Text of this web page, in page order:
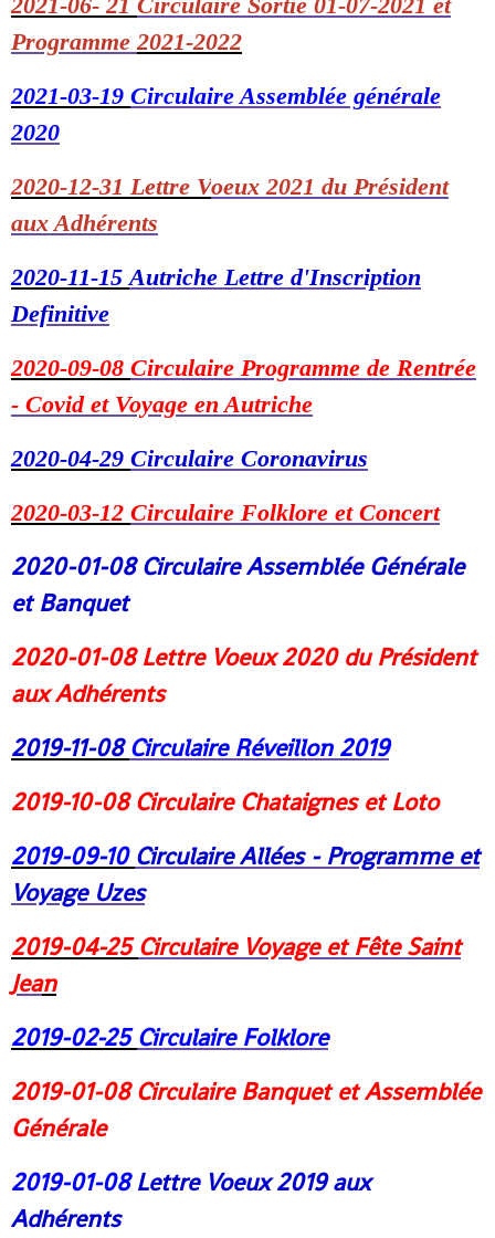
Programme2021-2022
2021-03-19 Circulaire Assemblée générale
2020
2020-12-31 Lettre Voeux 2021 du Président
aux Adhérents
2020-11-15Autriche Lettre d'Inscription
Definitive
2020-09-08 Circulaire Programme de Rentrée
- Covid et Voyage en Autriche
2020-04-29 Circulaire Coronavirus
2020-03-12 Circulaire Folklore et Concert
2020-01-08Circulaire Assemblée Générale
et Banquet
2020-01-08Lettre Voeux 2020 du Président
aux Adhérents
2019-11-08Circulaire Réveillon 2019
2019-10-08Circulaire Chataignes et Loto
2019-09-10 Circulaire Allées - Programme et
Voyage Uzes
2019-04-25Circulaire Voyage et Fête Saint
Jean
2019-02-25Circulaire Folklore
2019-01-08Circulaire Banquet et Assemblée
Générale
2019-01-08 Lettre Voeux 2019 aux
Adhérents